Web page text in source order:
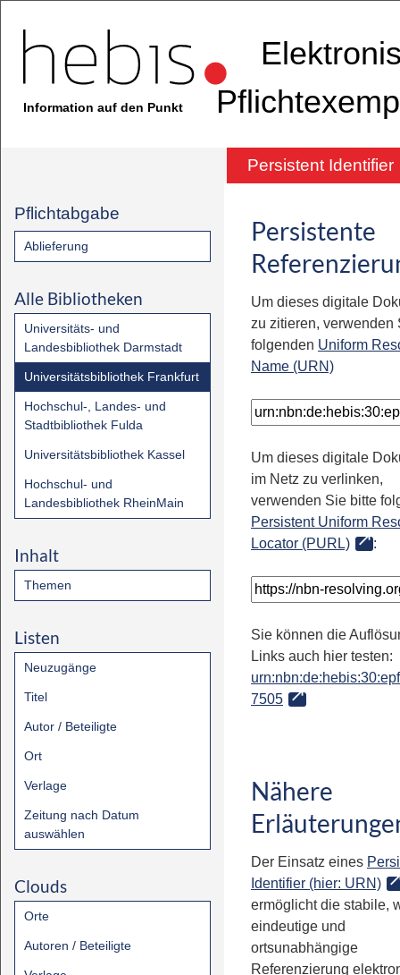
Information auf den Punkt
Persistent Identifier
Pflichtabgabe
Ablieferung
Alle Bibliotheken
Universitäts- und
Landesbibliothek Darmstadt
Universitätsbibliothek Frankfurt
Hochschul-, Landes- und
Stadtbibliothek Fulda
Universitätsbibliothek Kassel
Hochschul- und
Landesbibliothek RheinMain
Inhalt
Themen
Listen
Neuzugänge
Titel
Autor / Beteiligte
Ort
Verlage
Zeitung nach Datum
auswählen
Clouds
Orte
Autoren / Beteiligte
Persistente
Um dieses digitale
zu zitieren, verwenden
folgenden Uniform
Name (URN)
Um dieses digitale
im Netz zu verlinken,
verwenden Sie bitte
Persistent Uniform
Locator (PURL)
:
Sie können die
Links auch hier testen:
7505
Nähere
Der Einsatz eines
Identifier (hier: URN)
ermöglicht die stabile,
eindeutige und
ortsunabhängige
Referenzierung